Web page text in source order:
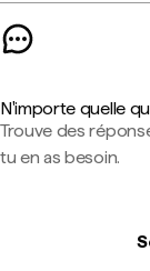
N'importe quelle
Trouve des
tu en as besoin.